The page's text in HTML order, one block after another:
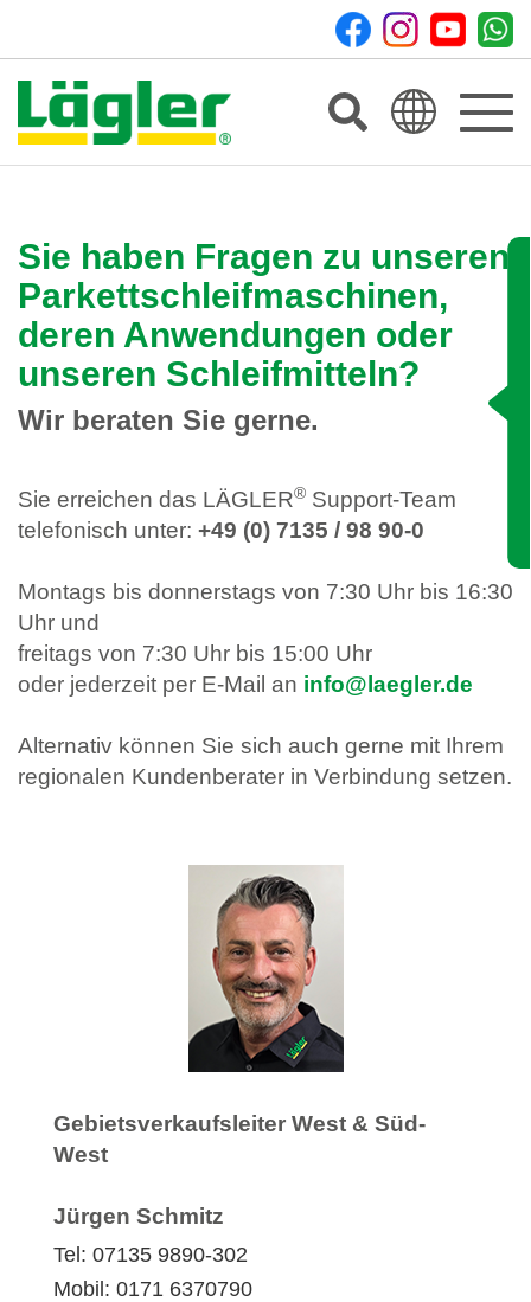
Toggle
Sie haben Fragen zu unseren
Parkettschleifmaschinen,
deren Anwendungen oder
unseren Schleifmitteln?
Wir beraten Sie gerne.
Sie erreichen das LÄGLER® Support-Team
telefonisch unter: +49 (0) 7135 / 98 90-0
Montags bis donnerstags von 7:30 Uhr bis 16:30
Uhr und
freitags von 7:30 Uhr bis 15:00 Uhr
oder jederzeit per E-Mail an info@laegler.de
Alternativ können Sie sich auch gerne mit Ihrem
regionalen Kundenberater in Verbindung setzen.
Gebietsverkaufsleiter West & Süd-
West
Jürgen Schmitz
Tel: 07135 9890-302
Mobil: 0171 6370790